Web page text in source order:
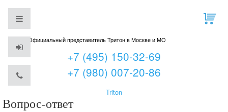
Официальный представитель Тритон в Москве и МО
+7 (495) 150-32-69
+7 (980) 007-20-86
Triton
Вопрос-ответ